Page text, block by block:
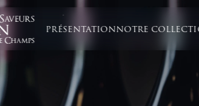
PRÉSENTATIONNOTRE